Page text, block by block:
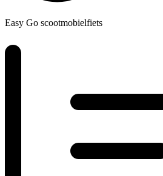
Easy Go scootmobielfiets